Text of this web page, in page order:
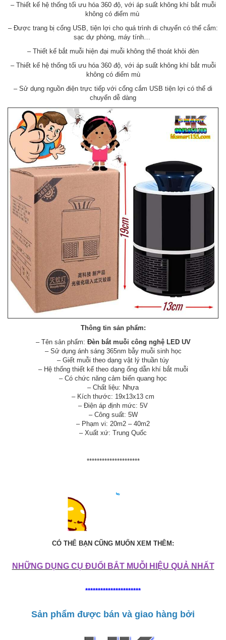
– Thiết kế hệ thống tối ưu hóa 360 độ, với áp suất không khí bắt muỗi
không có điểm mù
– Được trang bị cổng USB, tiện lợi cho quá trình di chuyển có thể cắm:
sạc dự phòng, máy tính…
– Thiết kế bắt muỗi hiện đại muỗi không thể thoát khỏi đèn
– Thiết kế hệ thống tối ưu hóa 360 độ, với áp suất không khí bắt muỗi
không có điểm mù
– Sử dụng nguồn điện trực tiếp với cổng cắm USB tiện lợi có thể di
chuyển dễ dàng
Thông tin sản phẩm:
– Tên sản phẩm: Đèn bắt muỗi công nghệ LED UV
– Sử dụng ánh sáng 365nm bẫy muỗi sinh học
– Giết muỗi theo dạng vật lý thuần túy
– Hệ thống thiết kế theo dạng ống dẫn khí bắt muỗi
– Có chức năng cảm biến quang học
– Chất liệu: Nhựa
– Kích thước: 19x13x13 cm
– Điện áp định mức: 5V
– Công suất: 5W
– Phạm vi: 20m2 – 40m2
– Xuất xứ: Trung Quốc
*********************
CÓ THỂ BẠN CŨNG MUỐN XEM THÊM:
NHỮNG DỤNG CỤ ĐUỔI BẮT MUỖI HIỆU QUẢ NHẤT
**********************
Sản phẩm được bán và giao hàng bởi